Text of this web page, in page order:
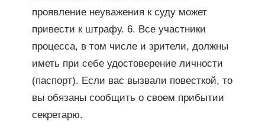
проявление неуважения к суду может
привести к штрафу. 6. Все участники
процесса, в том числе и зрители, должны
иметь при себе удостоверение личности
(паспорт). Если вас вызвали повесткой, то
вы обязаны сообщить о своем прибытии
секретарю.